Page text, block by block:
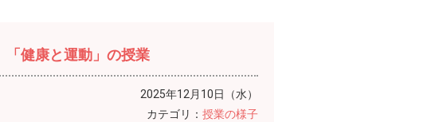
「健康と運動」の授業
2025年12月10日（水）
カテゴリ： 授業の様子